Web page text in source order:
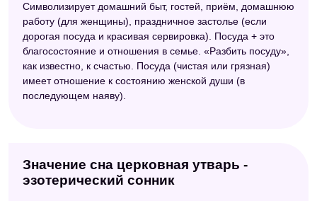
Символизирует домашний быт, гостей, приём, домашнюю
работу (для женщины), праздничное застолье (если
дорогая посуда и красивая сервировка). Посуда + это
благосостояние и отношения в семье. «Разбить посуду»,
как известно, к счастью. Посуда (чистая или грязная)
имеет отношение к состоянию женской души (в
последующем наяву).
Значение сна церковная утварь -
эзотерический сонник